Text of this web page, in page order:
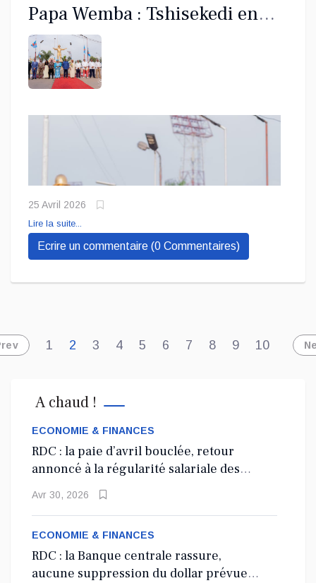
Papa Wemba : Tshisekedi en
recueillement à Molokaï
Dix ans après la disparition brutale de Papa Wemba sur
plus grandes icônes culturelles. Ce samedi, le
Président de la République, Félix Tshisekedi, s’est
rendu au village Molokaï, situé dans le quartier
25 Avril 2026
Lire la suite...
Ecrire un commentaire (0 Commentaires)
1 2 3 4 5 6 7 8 9 10
A chaud !
ECONOMIE & FINANCES
RDC : la paie d’avril bouclée, retour
annoncé à la régularité salariale des
agents de l’État
Avr 30, 2026
ECONOMIE & FINANCES
RDC : la Banque centrale rassure,
aucune suppression du dollar prévue